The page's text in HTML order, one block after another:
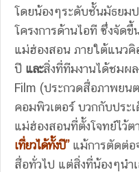
โดยน้องๆระดับชั้นมัธยม
โครงการด้านไอที ซึ่งจัดขึ้
แม่ฮ่องสอน ภายใต้แนว
ปี และสิ่งที่ทีมงานได้ชมผ
Film (ประกวดสื่อภาพย
คอมพิวเตอร์ บวกกับประ
แม่ฮ่องสอนที่ตั้งโจทย์ไว้
เที่ยวได้ทั้งปี”แม้การตัดต่อจ
สื่อทั่วไป แต่สิ่งที่น้องๆนำ